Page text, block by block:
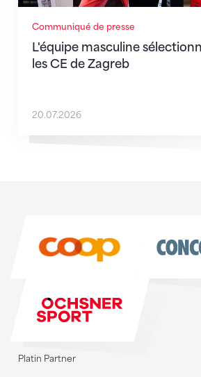
Communiqué de presse
L'équipe masculine
les CE de Zagreb
20.07.2026
Platin Partner